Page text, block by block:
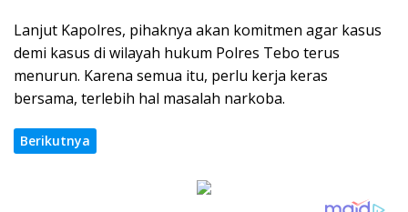
Lanjut Kapolres, pihaknya akan komitmen agar kasus
demi kasus di wilayah hukum Polres Tebo terus
menurun. Karena semua itu, perlu kerja keras
bersama, terlebih hal masalah narkoba.
Berikutnya